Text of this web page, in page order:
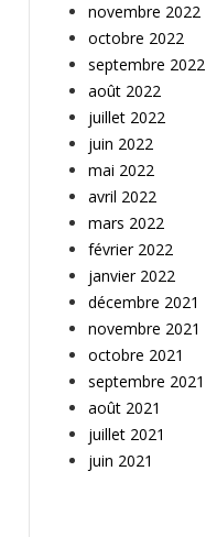
novembre 2022
octobre 2022
septembre 2022
août 2022
juillet 2022
juin 2022
mai 2022
avril 2022
mars 2022
février 2022
janvier 2022
décembre 2021
novembre 2021
octobre 2021
septembre 2021
août 2021
juillet 2021
juin 2021